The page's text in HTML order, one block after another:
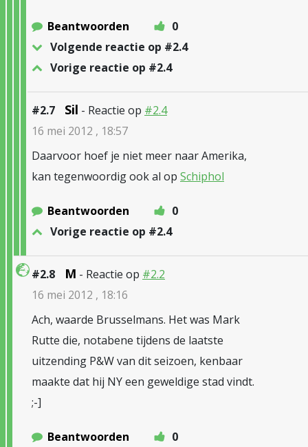
Beantwoorden
0
Volgende reactie op #2.4
Vorige reactie op #2.4
#2.7 Sil - Reactie op #2.4
16 mei 2012 , 18:57
Daarvoor hoef je niet meer naar Amerika,
kan tegenwoordig ook al op Schiphol
Beantwoorden
0
Vorige reactie op #2.4
#2.8 M - Reactie op #2.2
16 mei 2012 , 18:16
Ach, waarde Brusselmans. Het was Mark
Rutte die, notabene tijdens de laatste
uitzending P&W van dit seizoen, kenbaar
maakte dat hij NY een geweldige stad vindt.
;-]
Beantwoorden 0